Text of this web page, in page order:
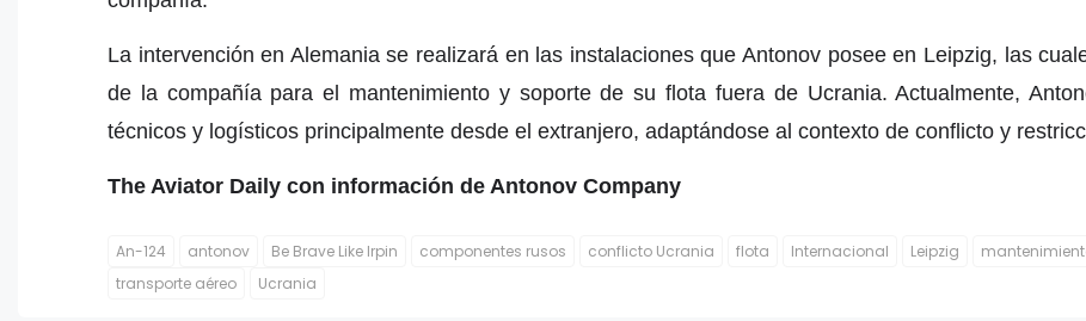
La intervención en Alemania se realizará en las instalaciones que Antonov posee en Leipzig, las
de la compañía para el mantenimiento y soporte de su flota fuera de Ucrania. Actualmente,
técnicos y logísticos principalmente desde el extranjero, adaptándose al contexto de conflicto y
The Aviator Daily con información de Antonov Company
An-124 antonov Be Brave Like Irpin componentes rusos conflicto Ucrania flota Internacional Leipzig
transporte aéreo
Ucrania